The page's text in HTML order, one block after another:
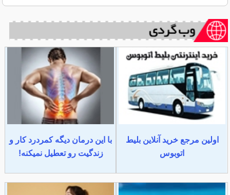
اولین مرجع خرید آنلاین بلیط
اتوبوس
با این درمان دیگه کمردرد کار و
زندگیت رو تعطیل نمیکنه!